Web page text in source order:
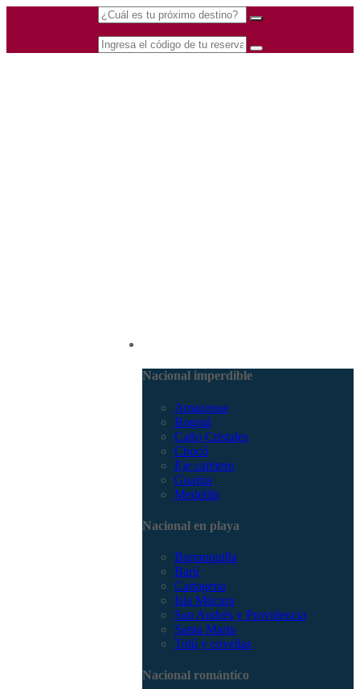
Nacional imperdible
Amazonas
Bogotá
Caño Cristales
Chocó
Eje cafetero
Guajira
Medellín
Nacional en playa
Barranquilla
Barú
Cartagena
Isla Múcura
San Andrés y Providencia
Santa Marta
Tolú y coveñas
Nacional romántico